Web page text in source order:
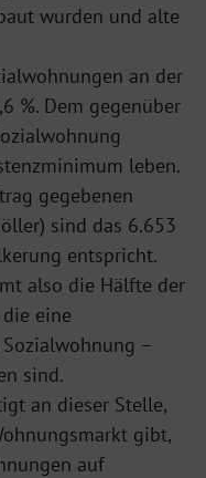
wurden und alte
an der
%. Dem gegenüber
leben.
gegebenen
sind das 6.653
entspricht.
also die Hälfte der
eine
–
sind.
an dieser Stelle,
gibt,
auf